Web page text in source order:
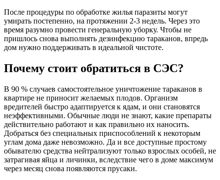
После процедуры по обработке жилья паразиты могут
умирать постепенно, на протяжении 2-3 недель. Через это
время разумно провести генеральную уборку. Чтобы не
пришлось снова выполнять дезинфекцию тараканов, впредь
дом нужно поддерживать в идеальной чистоте.
Почему стоит обратиться в СЭС?
В 90 % случаев самостоятельное уничтожение тараканов в
квартире не приносит желаемых плодов. Организм
вредителей быстро адаптируется к ядам, и они становятся
неэффективными. Обычные люди не знают, какие препараты
действительно работают и как правильно их наносить.
Добраться без специальных приспособлений к некоторым
углам дома даже невозможно. Да и все доступные простому
обывателю средства нейтрализуют только взрослых особей, не
затрагивая яйца и личинки, вследствие чего в доме максимум
через месяц снова появляются прусаки.